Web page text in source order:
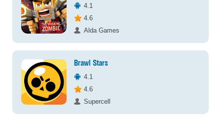
4.1
4.6
Alda Games
Brawl Stars
4.1
4.6
Supercell